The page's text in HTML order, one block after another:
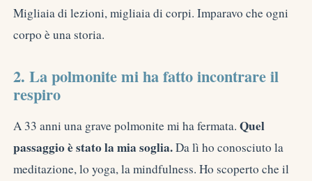
Migliaia di lezioni, migliaia di corpi. Imparavo che ogni
corpo è una storia.
2. La polmonite mi ha fatto incontrare il
respiro
A 33 anni una grave polmonite mi ha fermata. Quel
passaggio è stato la mia soglia.Da lì ho conosciuto la
meditazione, lo yoga, la mindfulness. Ho scoperto che il